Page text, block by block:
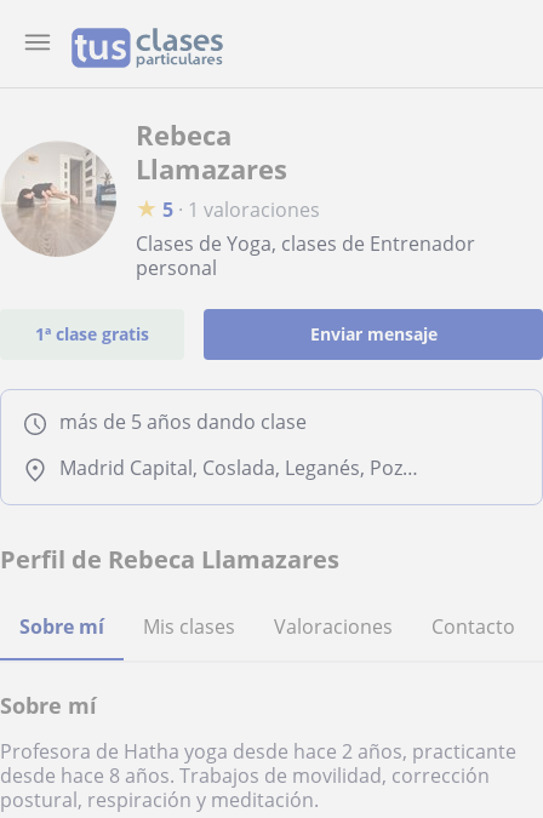
Rebeca
Llamazares
★ 5 · 1 valoraciones
Clases de Yoga, clases de Entrenador
personal
1ª clase gratis Enviar mensaje
más de 5 años dando clase
Madrid Capital, Coslada, Leganés, Pozuelo de Alarcón
Perfil de Rebeca Llamazares
Sobre mí Mis clases Valoraciones Contacto
Sobre mí
Profesora de Hatha yoga desde hace 2 años, practicante
desde hace 8 años. Trabajos de movilidad, corrección
postural, respiración y meditación.